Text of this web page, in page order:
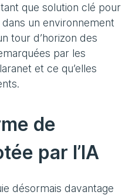
que solution clé pour
un environnement
tour d’horizon des
par les
et ce qu’elles
de
par l’IA
désormais davantage